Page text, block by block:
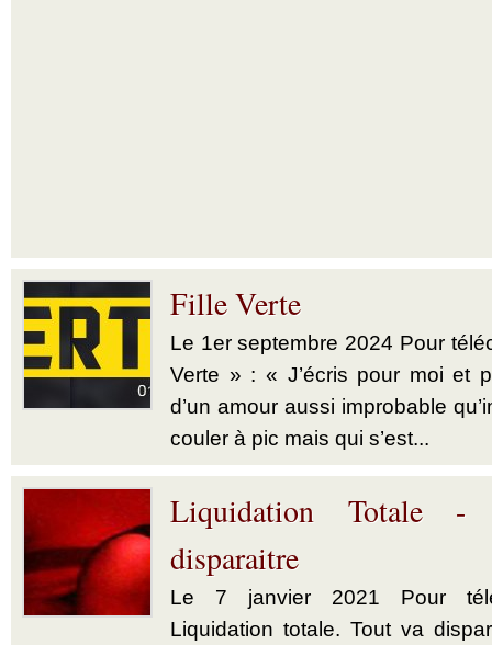
Fille Verte
Le 1er septembre 2024 Pour
Verte » : « J’écris pour moi et
d’un amour aussi improbable
couler à pic mais qui s’est...
Liquidation Totale
disparaitre
Le 7 janvier 2021 Pour
Liquidation totale. Tout va